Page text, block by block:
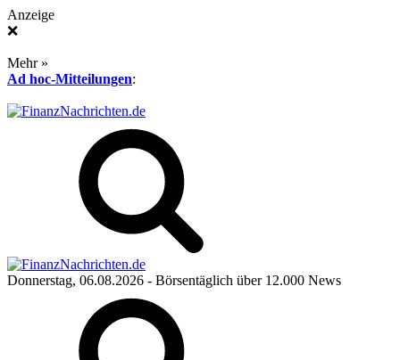
Anzeige
❌
Mehr »
Ad hoc-Mitteilungen:
Donnerstag, 06.08.2026 - Börsentäglich über 12.000 News